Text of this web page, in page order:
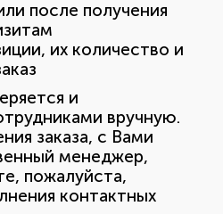
после получения
их количество и
и
вручную.
заказа, с Вами
менеджер,
пожалуйста,
контактных